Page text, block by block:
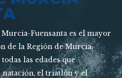
Fuensanta es el mayor
de la Región de Murcia,
las edades que
el triatlón y el